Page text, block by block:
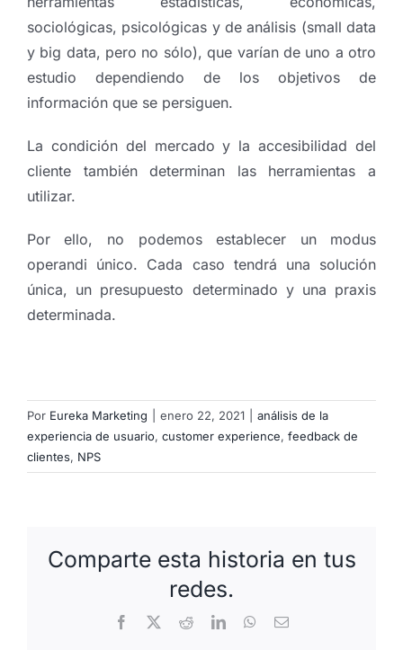
sociológicas, psicológicas y de análisis (small data
y big data, pero no sólo), que varían de uno a otro
estudio dependiendo de los objetivos de
información que se persiguen.
La condición del mercado y la accesibilidad del
cliente también determinan las herramientas a
utilizar.
Por ello, no podemos establecer un modus
operandi único. Cada caso tendrá una solución
única, un presupuesto determinado y una praxis
determinada.
Por Eureka Marketing enero 22, 2021
análisis de la
experiencia de usuario, customer experience, feedback de
clientes, NPS
Comparte esta historia en tus
redes.
Facebook RedditLinkedInWhatsApp
Correo